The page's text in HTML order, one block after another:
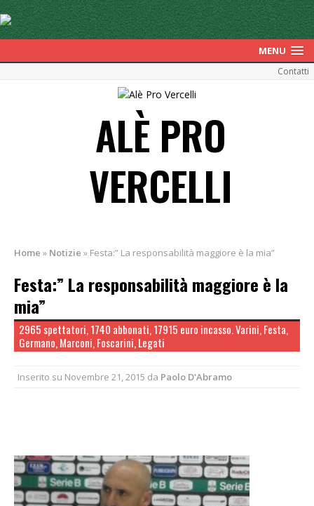
MENU
Contatti
ALÈ PRO
VERCELLI
Home » Notizie » Festa:” La responsabilità maggiore è la mia”
Festa:” La responsabilità maggiore è la
mia”
2965 spettatori, 1740 abbonati, 17915 euro incasso. Varini, Festa,
Germano, Marconi, Foscarini, Legati
Inserito su Novembre 21, 2015 da Paolo D'Abramo